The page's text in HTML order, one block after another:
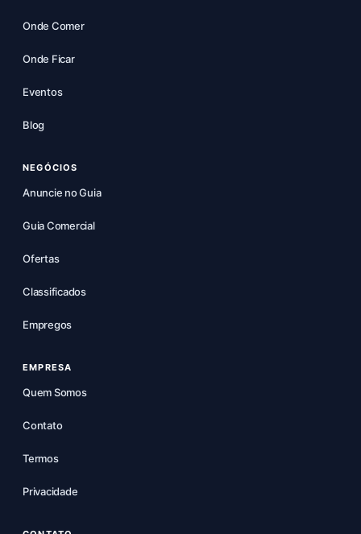
Onde Comer
Onde Ficar
Eventos
Blog
NEGÓCIOS
Anuncie no Guia
Guia Comercial
Ofertas
Classificados
Empregos
EMPRESA
Quem Somos
Contato
Termos
Privacidade